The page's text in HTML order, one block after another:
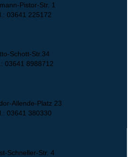
Pistor-Str. 1
03641 225172
Schott-Str.34
03641 8988712
Allende-Platz 23
03641 380330
Schneller-Str. 4